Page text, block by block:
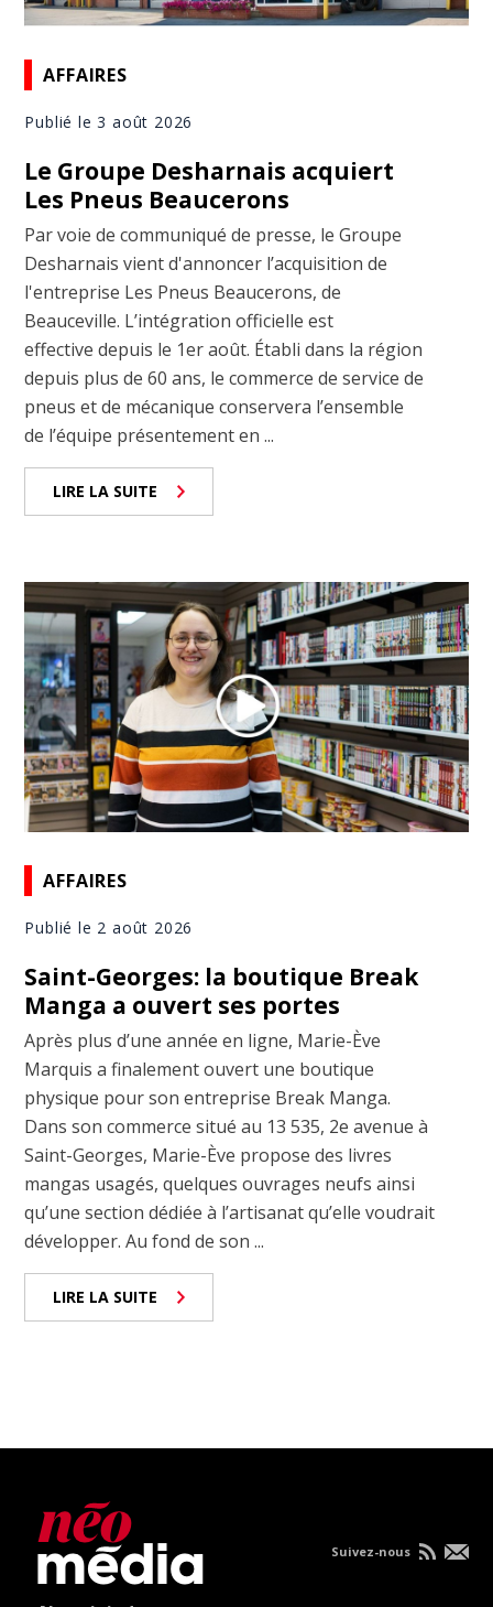
AFFAIRES
Publié le 3 août 2026
Le Groupe Desharnais acquiert
Les Pneus Beaucerons
Par voie de communiqué de presse, le Groupe
Desharnais vient d'annoncer l’acquisition de
l'entreprise Les Pneus Beaucerons, de
Beauceville. L’intégration officielle est
effective depuis le 1er août. Établi dans la région
depuis plus de 60 ans, le commerce de service de
pneus et de mécanique conservera l’ensemble
de l’équipe présentement en ...
LIRE LA SUITE
AFFAIRES
Publié le 2 août 2026
Saint-Georges: la boutique Break
Manga a ouvert ses portes
Après plus d’une année en ligne, Marie-Ève
Marquis a finalement ouvert une boutique
physique pour son entreprise Break Manga.
Dans son commerce situé au 13 535, 2e avenue à
Saint-Georges, Marie-Ève propose des livres
mangas usagés, quelques ouvrages neufs ainsi
qu’une section dédiée à l’artisanat qu’elle voudrait
développer. Au fond de son ...
LIRE LA SUITE
Suivez-nous